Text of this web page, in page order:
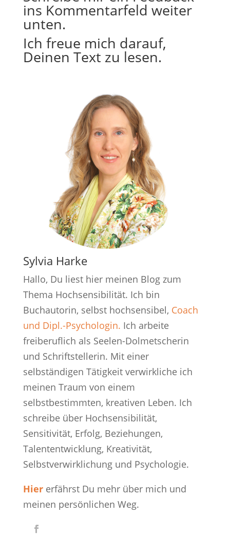
ins Kommentarfeld weiter
unten.
Ich freue mich darauf,
Deinen Text zu lesen.
Sylvia Harke
Hallo, Du liest hier meinen Blog zum
Thema Hochsensibilität. Ich bin
Buchautorin, selbst hochsensibel, Coach
und Dipl.-Psychologin. Ich arbeite
freiberuflich als Seelen-Dolmetscherin
und Schriftstellerin. Mit einer
selbständigen Tätigkeit verwirkliche ich
meinen Traum von einem
selbstbestimmten, kreativen Leben. Ich
schreibe über Hochsensibilität,
Sensitivität, Erfolg, Beziehungen,
Talententwicklung, Kreativität,
Selbstverwirklichung und Psychologie.
Hiererfährst Du mehr über mich und
meinen persönlichen Weg.